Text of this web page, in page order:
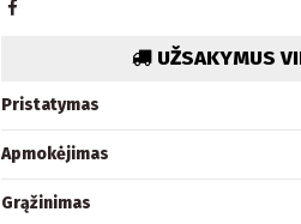
UŽSAKYMUS
Pristatymas
Apmokėjimas
Grąžinimas